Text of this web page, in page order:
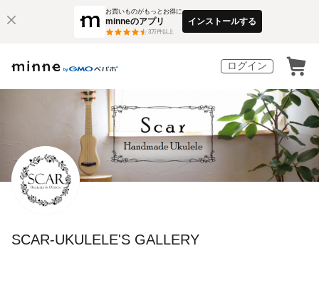
お買いものがもっとお得に
minneのアプリ
3万件以上
インストールする
ログイン
SCAR-UKULELE'S GALLERY